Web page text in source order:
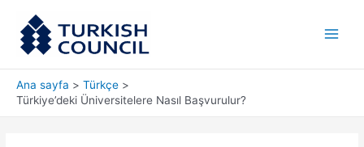
Ana sayfa
Türkçe
Türkiye’deki Üniversitelere Nasıl Başvurulur?